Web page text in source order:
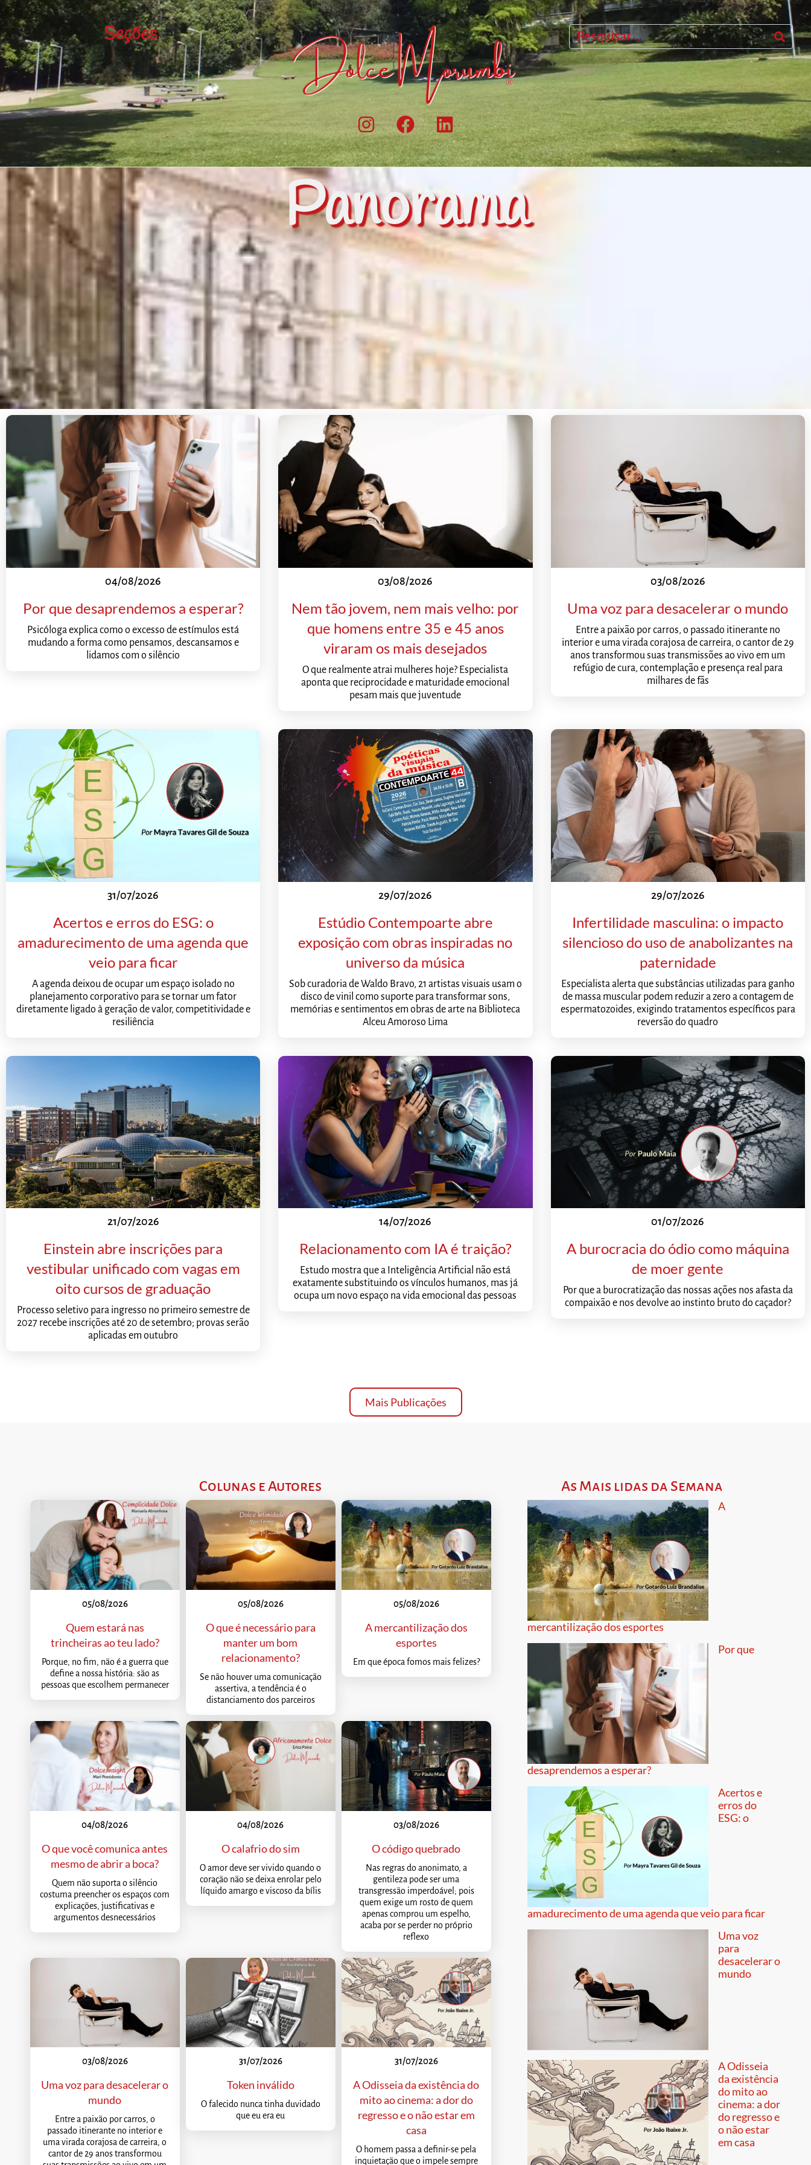
Seções
Panorama
04/08/2026
Por que desaprendemos a esperar?
Psicóloga explica como o excesso de estímulos está
mudando a forma como pensamos, descansamos e
lidamos com o silêncio
03/08/2026
Nem tão jovem, nem mais velho: por
que homens entre 35 e 45 anos
viraram os mais desejados
O que realmente atrai mulheres hoje? Especialista
aponta que reciprocidade e maturidade emocional
pesam mais que juventude
03/08/2026
Uma voz para desacelerar o mundo
Entre a paixão por carros, o passado itinerante no
interior e uma virada corajosa de carreira, o cantor de 29
anos transformou suas transmissões ao vivo em um
refúgio de cura, contemplação e presença real para
milhares de fãs
31/07/2026
Acertos e erros do ESG: o
amadurecimento de uma agenda que
veio para ficar
A agenda deixou de ocupar um espaço isolado no
planejamento corporativo para se tornar um fator
diretamente ligado à geração de valor, competitividade e
resiliência
29/07/2026
Estúdio Contempoarte abre
exposição com obras inspiradas no
universo da música
Sob curadoria de Waldo Bravo, 21 artistas visuais usam o
disco de vinil como suporte para transformar sons,
memórias e sentimentos em obras de arte na Biblioteca
Alceu Amoroso Lima
29/07/2026
Infertilidade masculina: o impacto
silencioso do uso de anabolizantes na
paternidade
Especialista alerta que substâncias utilizadas para ganho
de massa muscular podem reduzir a zero a contagem de
espermatozoides, exigindo tratamentos específicos para
reversão do quadro
21/07/2026
Einstein abre inscrições para
vestibular unificado com vagas em
oito cursos de graduação
Processo seletivo para ingresso no primeiro semestre de
2027 recebe inscrições até 20 de setembro; provas serão
aplicadas em outubro
14/07/2026
Relacionamento com IA é traição?
Estudo mostra que a Inteligência Artificial não está
exatamente substituindo os vínculos humanos, mas já
ocupa um novo espaço na vida emocional das pessoas
01/07/2026
A burocracia do ódio como máquina
de moer gente
Por que a burocratização das nossas ações nos afasta da
compaixão e nos devolve ao instinto bruto do caçador?
Mais Publicações
Colunas e Autores
05/08/2026
Quem estará nas
trincheiras ao teu lado?
Porque, no fim, não é a guerra que
define a nossa história: são as
pessoas que escolhem permanecer
05/08/2026
O que é necessário para
manter um bom
relacionamento?
Se não houver uma comunicação
assertiva, a tendência é o
distanciamento dos parceiros
05/08/2026
A mercantilização dos
esportes
Em que época fomos mais felizes?
04/08/2026
O que você comunica antes
mesmo de abrir a boca?
Quem não suporta o silêncio
costuma preencher os espaços com
explicações, justificativas e
argumentos desnecessários
04/08/2026
O calafrio do sim
O amor deve ser vivido quando o
coração não se deixa enrolar pelo
líquido amargo e viscoso da bílis
03/08/2026
O código quebrado
Nas regras do anonimato, a
gentileza pode ser uma
transgressão imperdoável; pois
quem exige um rosto de quem
apenas comprou um espelho,
acaba por se perder no próprio
reflexo
03/08/2026
Uma voz para desacelerar o
mundo
Entre a paixão por carros, o
passado itinerante no interior e
uma virada corajosa de carreira, o
cantor de 29 anos transformou
31/07/2026
Token inválido
O falecido nunca tinha duvidado
que eu era eu
31/07/2026
A Odisseia da existência do
mito ao cinema: a dor do
regresso e o não estar em
casa
O homem passa a definir-se pela
inquietação que o impele sempre
As Mais lidas da Semana
A
mercantilização dos esportes
Por que
desaprendemos a esperar?
Acertos e
erros do
ESG: o
amadurecimento de uma agenda que veio para ficar
Uma voz
para
desacelerar o
mundo
A Odisseia
da existência
do mito ao
cinema: a dor
do regresso e
o não estar
em casa